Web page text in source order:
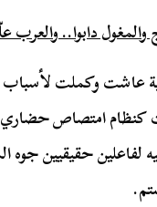
والمغول دابوا..
عاشت وكملت
كنظام امتصاص
حقيقيين جوه